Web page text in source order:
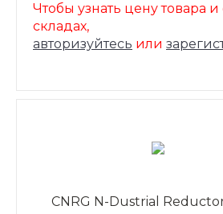
Чтобы узнать цену товара и
складах,
авторизуйтесь или
CNRG N-Dustrial Reductor